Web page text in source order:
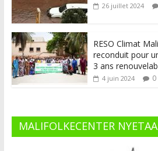
26 juillet 2024
RESO Climat
reconduit pour
3 ans
4 juin 2024 0
MALIFOLKECENTER NYETAA